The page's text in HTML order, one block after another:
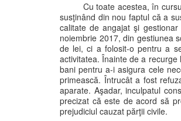
Cu toate acestea, în
susţinând din nou faptul că a
calitate de angajat şi
noiembrie 2017, din gestiunea
de lei, ci a folosit-o pentru a
activitatea. Înainte de a
bani pentru a-i asigura cele
primească. Întrucât a fost
aparate. Aşadar, inculpatul
precizat că este de acord să
prejudiciul cauzat părţii civile.